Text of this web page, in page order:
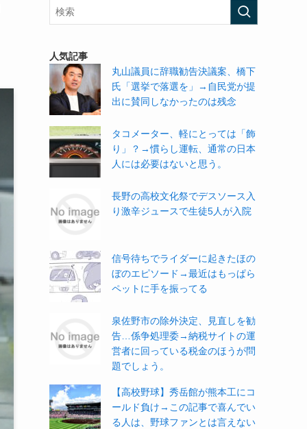
人気記事
丸山議員に辞職勧告決議案、橋下
氏「選挙で落選を」→自民党が提
出に賛同しなかったのは残念
タコメーター、軽にとっては「飾
り」？→慣らし運転、通常の日本
人には必要はないと思う。
長野の高校文化祭でデスソース入
り激辛ジュースで生徒5人が入院
信号待ちでライダーに起きたほの
ぼのエピソード→最近はもっぱら
ペットに手を振ってる
泉佐野市の除外決定、見直しを勧
告…係争処理委→納税サイトの運
営者に回っている税金のほうが問
題でしょう。
【高校野球】秀岳館が熊本工にコ
ールド負け→この記事で喜んでい
る人は、野球ファンとは言えない